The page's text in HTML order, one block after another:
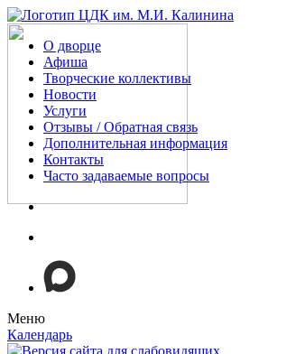
О дворце
Афиша
Творческие коллективы
Новости
Услуги
Отзывы / Обратная связь
Дополнительная информация
Контакты
Часто задаваемые вопросы
Меню
Календарь